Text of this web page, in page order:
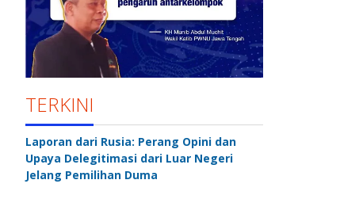
TERKINI
Laporan dari Rusia: Perang Opini dan
Upaya Delegitimasi dari Luar Negeri
Jelang Pemilihan Duma